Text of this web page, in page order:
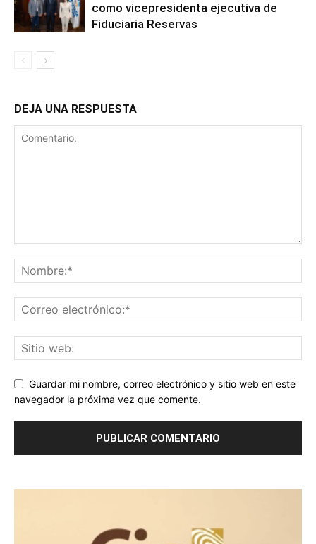
como vicepresidenta ejecutiva de
Fiduciaria Reservas
DEJA UNA RESPUESTA
Guardar mi nombre, correo electrónico y sitio web en este
navegador la próxima vez que comente.